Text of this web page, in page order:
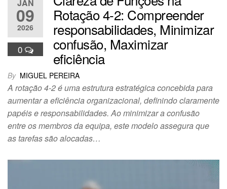
JAN
09
2026
0
Rotação 4-2: Compreender
responsabilidades, Minimizar
confusão, Maximizar
eficiência
By MIGUEL PEREIRA
A rotação 4-2 é uma estrutura estratégica concebida para
aumentar a eficiência organizacional, definindo claramente
papéis e responsabilidades. Ao minimizar a confusão
entre os membros da equipa, este modelo assegura que
as tarefas são alocadas…